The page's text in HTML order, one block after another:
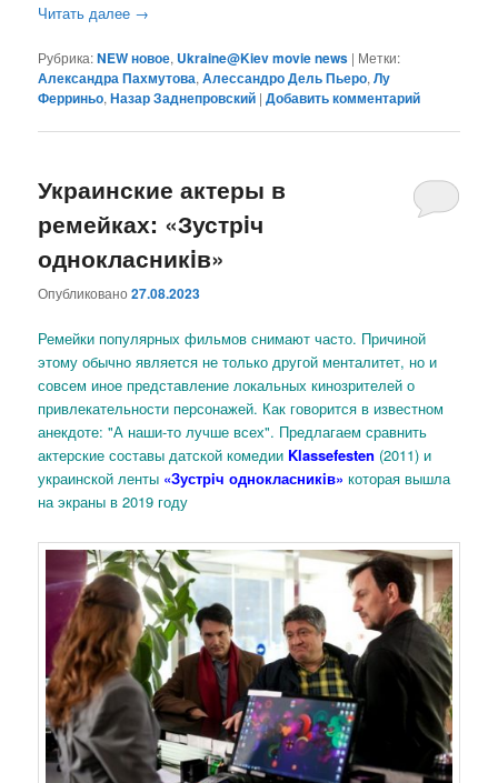
Читать далее →
Рубрика:NEW новое, Ukraine@Kiev movie news | Метки:
Александра Пахмутова,Алессандро Дель Пьеро,Лу
Ферриньо,Назар Заднепровский |Добавить комментарий
Украинские актеры в
ремейках: «Зустрiч
однокласникiв»
Опубликовано27.08.2023
Ремейки популярных фильмов снимают часто. Причиной
этому обычно является не только другой менталитет, но и
совсем иное представление локальных кинозрителей о
привлекательности персонажей. Как говорится в известном
анекдоте: "А наши-то лучше всех". Предлагаем сравнить
актерские составы датской комедии Klassefesten (2011) и
украинской ленты «Зустрiч однокласникiв» которая вышла
на экраны в 2019 году